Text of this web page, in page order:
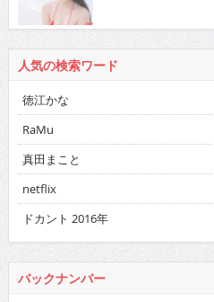
人気の検索ワード
徳江かな
RaMu
真田まこと
netflix
ドカント 2016年
バックナンバー